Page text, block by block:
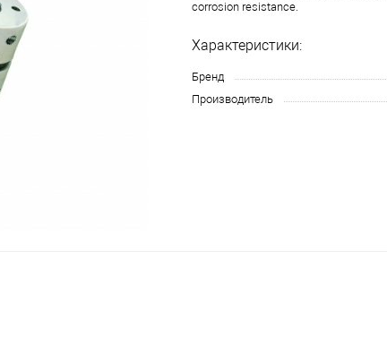
corrosion resistance.
Характеристики:
Бренд
Производитель